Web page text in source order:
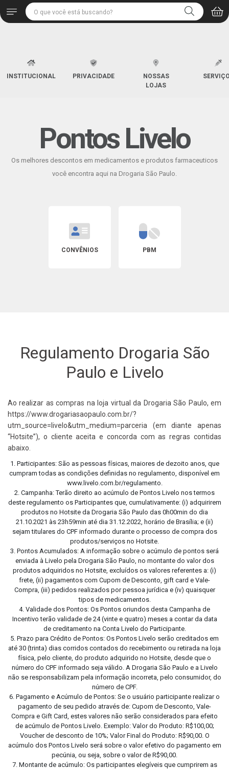
INSTITUCIONAL PRIVACIDADE
NOSSAS
LOJAS
Pontos Livelo
Os melhores descontos em medicamentos e produtos farmaceuticos
você encontra aqui na Drogaria São Paulo.
CONVÊNIOS PBM
Regulamento Drogaria São
Paulo e Livelo
Ao realizar as compras na loja virtual da Drogaria São Paulo, em
https://www.drogariasaopaulo.com.br/?
utm_source=livelo&utm_medium=parceria (em diante apenas
“Hotsite”), o cliente aceita e concorda com as regras contidas
abaixo.
1. Participantes: São as pessoas físicas, maiores de dezoito anos, que
cumpram todas as condições definidas no regulamento, disponível em
www.livelo.com.br/regulamento.
2. Campanha: Terão direito ao acúmulo de Pontos Livelo nos termos
deste regulamento os Participantes que, cumulativamente: (i) adquirirem
produtos no Hotsite da Drogaria São Paulo das 0h00min do dia
21.10.2021 às 23h59min até dia 31.12.2022, horário de Brasília; e (ii)
sejam titulares do CPF informado durante o processo de compra dos
produtos/serviços no Hotsite.
3. Pontos Acumulados: A informação sobre o acúmulo de pontos será
enviada à Livelo pela Drogaria São Paulo, no montante do valor dos
produtos adquiridos no Hotsite, excluídos os valores referentes a: (i)
frete, (ii) pagamentos com Cupom de Desconto, gift card e Vale-
Compra, (iii) pedidos realizados por pessoa jurídica e (iv) quaisquer
tipos de medicamentos.
4. Validade dos Pontos: Os Pontos oriundos desta Campanha de
Incentivo terão validade de 24 (vinte e quatro) meses a contar da data
de creditamento na Conta Livelo do Participante.
5. Prazo para Crédito de Pontos: Os Pontos Livelo serão creditados em
até 30 (trinta) dias corridos contados do recebimento ou retirada na loja
física, pelo cliente, do produto adquirido no Hotsite, desde que o
número do CPF informado seja válido. A Drogaria São Paulo e a Livelo
não se responsabilizam pela informação incorreta, pelo consumidor, do
número de CPF.
6. Pagamento e Acúmulo de Pontos: Se o usuário participante realizar o
pagamento de seu pedido através de: Cupom de Desconto, Vale-
Compra e Gift Card, estes valores não serão considerados para efeito
de acúmulo de Pontos Livelo. Exemplo: Valor do Produto: R$100,00;
Voucher de desconto de 10%; Valor Final do Produto: R$90,00. O
acúmulo dos Pontos Livelo será sobre o valor efetivo do pagamento em
pecúnia, ou seja, sobre o valor de R$90,00.
7. Montante de acúmulo: Os participantes elegíveis que cumprirem as